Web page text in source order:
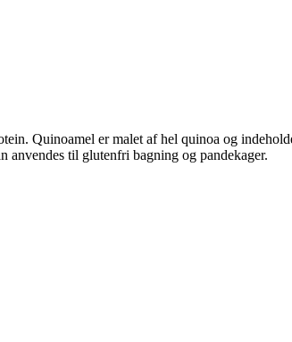
Quinoamel er malet af hel quinoa og
anvendes til glutenfri bagning og pandekager.